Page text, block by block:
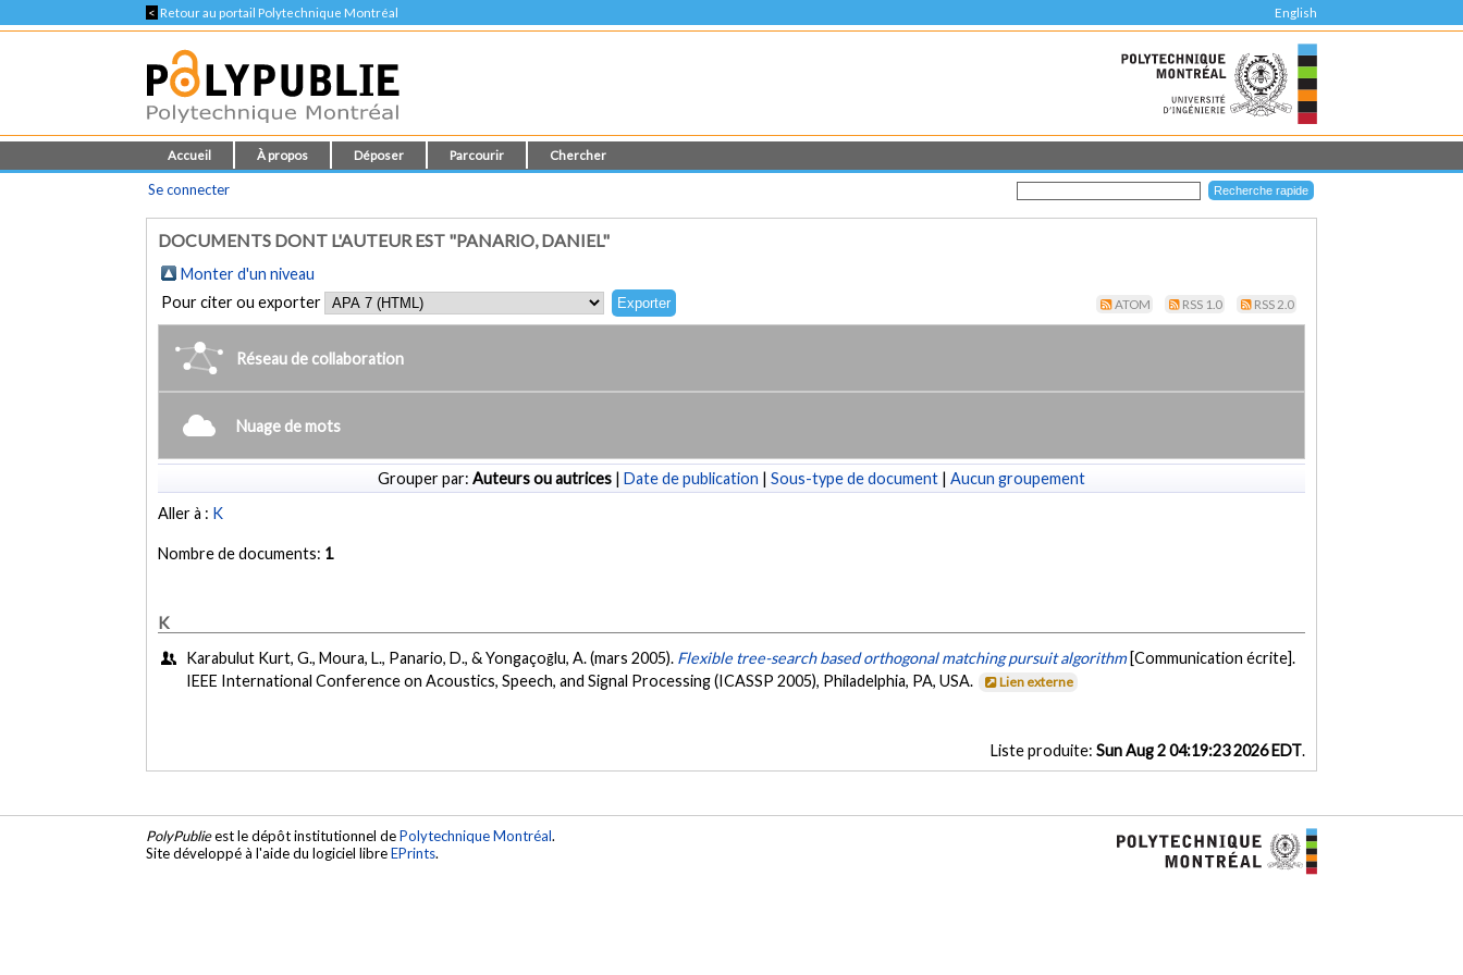
< Retour au portail Polytechnique Montréal English
Accueil À propos Déposer Parcourir Chercher
Se connecter
DOCUMENTS DONT L'AUTEUR EST "PANARIO, DANIEL"
Monter d'un niveau
Pour citer ou exporter
ATOM RSS 1.0 RSS 2.0
Réseau de collaboration
Nuage de mots
Grouper par: Auteurs ou autrices | Date de publication | Sous-type de document | Aucun groupement
Aller à : K
Nombre de documents: 1
K
Karabulut Kurt, G., Moura, L., Panario, D., & Yongaçoḡlu, A. (mars 2005). Flexible tree-search based orthogonal matching pursuit algorithm [Communication écrite].
IEEE International Conference on Acoustics, Speech, and Signal Processing (ICASSP 2005), Philadelphia, PA, USA.
Lien externe
Liste produite: Sun Aug 2 04:19:23 2026 EDT.
PolyPublieest le dépôt institutionnel dePolytechnique Montréal.
Site développé à l'aide du logiciel libreEPrints.